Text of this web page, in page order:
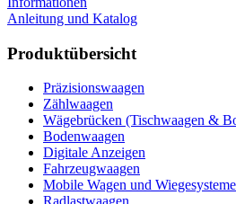
Anleitung und Katalog
Produktübersicht
Präzisionswaagen
Zählwaagen
Wägebrücken (Tischwaagen &
Bodenwaagen
Digitale Anzeigen
Fahrzeugwaagen
Mobile Wagen und Wiegesysteme